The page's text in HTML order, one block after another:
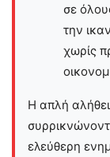
σε
την
χωρίς
Η απλή
ελεύθερη